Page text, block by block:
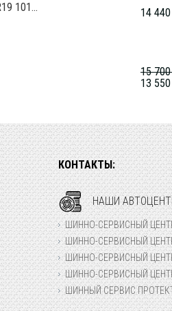
101...
14
15
13
КОНТАКТЫ:
НАШИ
ШИННО-СЕРВИСНЫЙ ЦЕНТР
ШИННО-СЕРВИСНЫЙ
ШИННО-СЕРВИСНЫЙ
ШИННО-СЕРВИСНЫЙ
ШИННЫЙ СЕРВИС